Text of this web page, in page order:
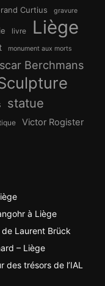
Curtius gravure
livre Liège
monument aux morts
Berchmans
statue
Victor Rogister
à Liège
de Laurent Brück
– Liège
trésors de l’IAL